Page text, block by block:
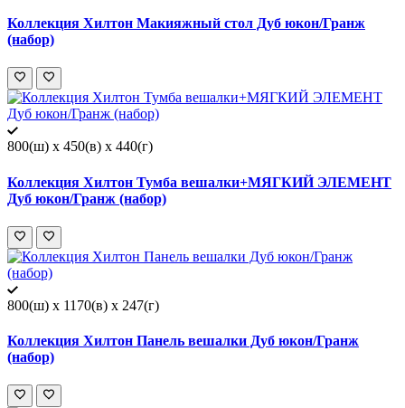
Коллекция Хилтон Макияжный стол Дуб юкон/Гранж
(набор)
800(ш) x 450(в) x 440(г)
Коллекция Хилтон Тумба вешалки+МЯГКИЙ ЭЛЕМЕНТ
Дуб юкон/Гранж (набор)
800(ш) x 1170(в) x 247(г)
Коллекция Хилтон Панель вешалки Дуб юкон/Гранж
(набор)